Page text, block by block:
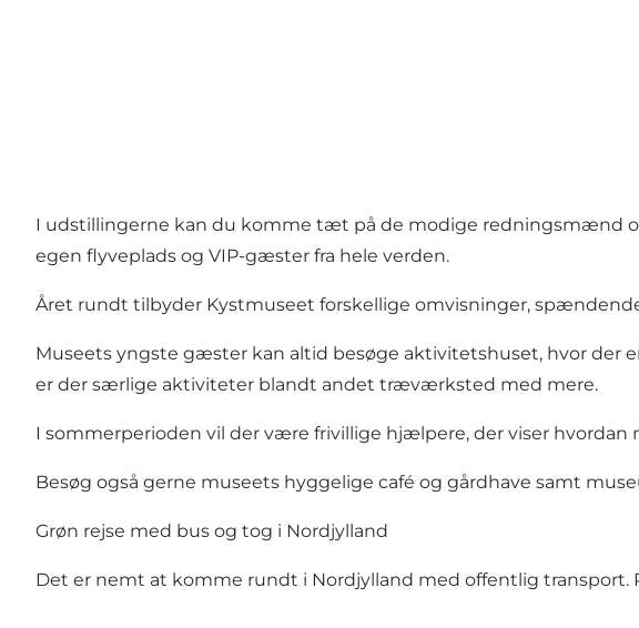
I udstillingerne kan du komme tæt på de modige redningsmænd
egen flyveplads og VIP-gæster fra hele verden.
Året rundt tilbyder Kystmuseet forskellige omvisninger,
Museets yngste gæster kan altid besøge aktivitetshuset, hvor
er der særlige aktiviteter blandt andet træværksted med mere.
I sommerperioden vil der være frivillige hjælpere, der viser
Besøg også gerne museets hyggelige café og gårdhave samt
Grøn rejse med bus og tog i Nordjylland
Det er nemt at komme rundt i Nordjylland med offentlig transport.